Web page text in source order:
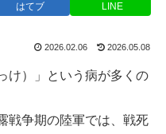
はてブ LINE
2026.02.06 2026.05.08
け）」という病が多くの
戦争期の陸軍では、戦死